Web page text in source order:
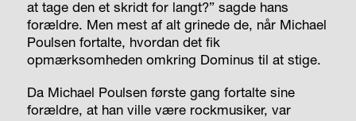
at tage den et skridt for langt?” sagde hans
forældre. Men mest af alt grinede de, når Michael
Poulsen fortalte, hvordan det fik
opmærksomheden omkring Dominus til at stige.
Da Michael Poulsen første gang fortalte sine
forældre, at han ville være rockmusiker, var